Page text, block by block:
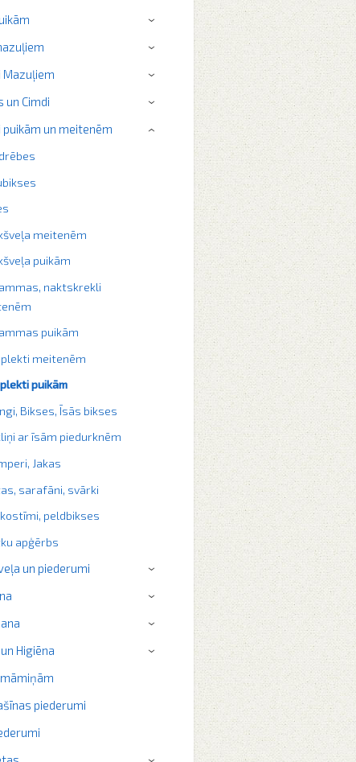
›
›
Mazuļiem ›
un Cimdi ›
puikām un meitenēm
meitenēm
puikām
naktskrekli
puikām
meitenēm
puikām
Bikses, Īsās bikses
ar īsām piedurknēm
Jakas
sarafāni, svārki
peldbikses
apģērbs
›
un piederumi ›
›
›
Higiēna ›
piederumi
›